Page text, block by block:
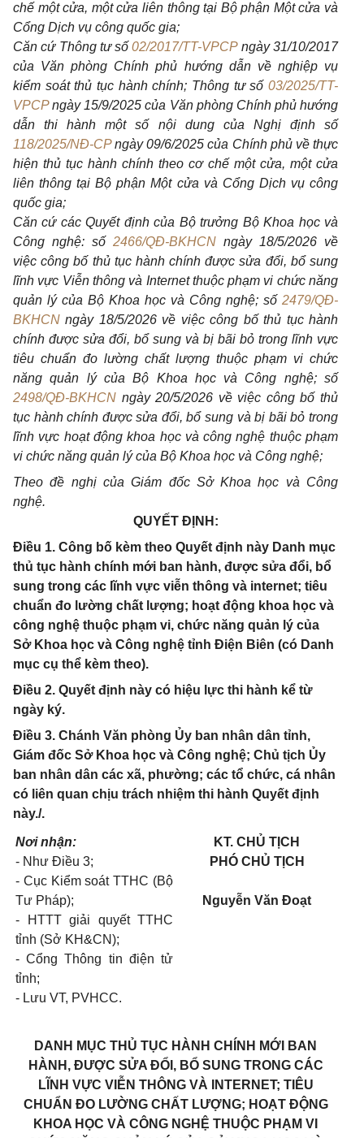
chế một cửa, một cửa liên thông tại Bộ phận Một cửa và
Cổng Dịch vụ công quốc gia;
Căn cứ Thông tư số02/2017/TT-VPCPngày 31/10/2017
của Văn phòng Chính phủ hướng dẫn về nghiệp vụ
kiểm soát thủ tục hành chính; Thông tư số 03/2025/TT-
VPCPngày 15/9/2025 của Văn phòng Chính phủ hướng
dẫn thi hành một số nội dung của Nghị định số
118/2025/NĐ-CPngày 09/6/2025 của Chính phủ về thực
hiện thủ tục hành chính theo cơ chế một cửa, một cửa
liên thông tại Bộ phận Một cửa và Cổng Dịch vụ công
quốc gia;
Căn cứ các Quyết định của Bộ trưởng Bộ Khoa học và
Công nghệ: số 2466/QĐ-BKHCN ngày 18/5/2026 về
việc công bố thủ tục hành chính được sửa đổi, bổ sung
lĩnh vực Viễn thông và Internet thuộc phạm vi chức năng
quản lý của Bộ Khoa học và Công nghệ; số 2479/QĐ-
BKHCN ngày 18/5/2026 về việc công bố thủ tục hành
chính được sửa đổi, bổ sung và bị bãi bỏ trong lĩnh vực
tiêu chuẩn đo lường chất lượng thuộc phạm vi chức
năng quản lý của Bộ Khoa học và Công nghệ; số
2498/QĐ-BKHCN ngày 20/5/2026 về việc công bố thủ
tục hành chính được sửa đổi, bổ sung và bị bãi bỏ trong
lĩnh vực hoạt động khoa học và công nghệ thuộc phạm
vi chức năng quản lý của Bộ Khoa học và Công nghệ;
Theo đề nghị của Giám đốc Sở Khoa học và Công
nghệ.
QUYẾT ĐỊNH:
Điều 1. Công bố kèm theo Quyết định này Danh mục
thủ tục hành chính mới ban hành, được sửa đổi, bổ
sung trong các lĩnh vực viễn thông và internet; tiêu
chuẩn đo lường chất lượng; hoạt động khoa học và
công nghệ thuộc phạm vi, chức năng quản lý của
Sở Khoa học và Công nghệ tỉnh Điện Biên (có Danh
mục cụ thể kèm theo).
Điều 2. Quyết định này có hiệu lực thi hành kể từ
ngày ký.
Điều 3. Chánh Văn phòng Ủy ban nhân dân tỉnh,
Giám đốc Sở Khoa học và Công nghệ; Chủ tịch Ủy
ban nhân dân các xã, phường; các tổ chức, cá nhân
có liên quan chịu trách nhiệm thi hành Quyết định
này./.
Nơi nhận:
- Như Điều 3;
- Cục Kiểm soát TTHC (Bộ
Tư Pháp);
- HTTT giải quyết TTHC
tỉnh (Sở KH&CN);
- Cổng Thông tin điện tử
tỉnh;
- Lưu VT, PVHCC.
KT. CHỦ TỊCH
PHÓ CHỦ TỊCH
Nguyễn Văn Đoạt
DANH MỤC THỦ TỤC HÀNH CHÍNH MỚI BAN
HÀNH, ĐƯỢC SỬA ĐỔI, BỔ SUNG TRONG CÁC
LĨNH VỰC VIỄN THÔNG VÀ INTERNET; TIÊU
CHUẨN ĐO LƯỜNG CHẤT LƯỢNG; HOẠT ĐỘNG
KHOA HỌC VÀ CÔNG NGHỆ THUỘC PHẠM VI